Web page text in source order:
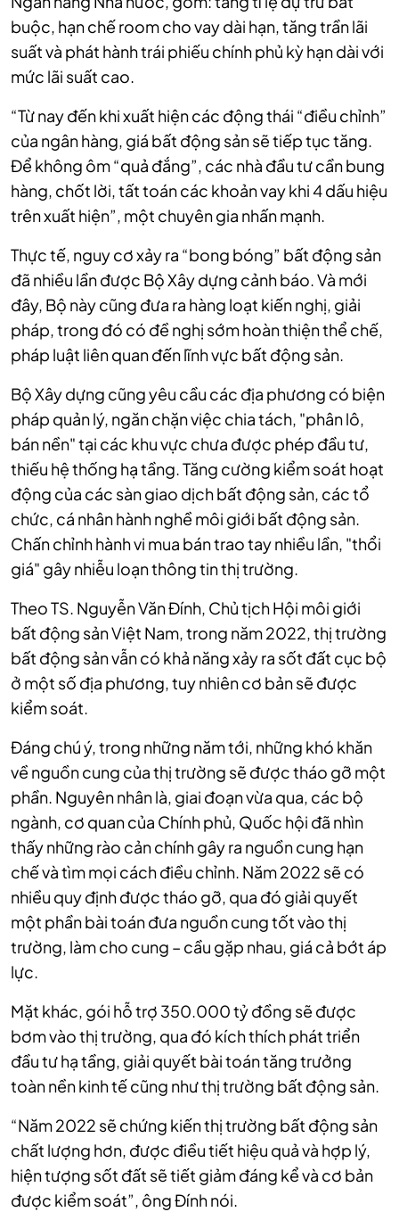
buộc, hạn chế room cho vay dài hạn, tăng trần lãi
suất và phát hành trái phiếu chính phủ kỳ hạn dài với
mức lãi suất cao.
“Từ nay đến khi xuất hiện các động thái “điều chỉnh”
của ngân hàng, giá bất động sản sẽ tiếp tục tăng.
Để không ôm “quả đắng”, các nhà đầu tư cần bung
hàng, chốt lời, tất toán các khoản vay khi 4 dấu hiệu
trên xuất hiện”, một chuyên gia nhấn mạnh.
Thực tế, nguy cơ xảy ra “bong bóng” bất động sản
đã nhiều lần được Bộ Xây dựng cảnh báo. Và mới
đây, Bộ này cũng đưa ra hàng loạt kiến nghị, giải
pháp, trong đó có đề nghị sớm hoàn thiện thể chế,
pháp luật liên quan đến lĩnh vực bất động sản.
Bộ Xây dựng cũng yêu cầu các địa phương có biện
pháp quản lý, ngăn chặn việc chia tách, "phân lô,
bán nền" tại các khu vực chưa được phép đầu tư,
thiếu hệ thống hạ tầng. Tăng cường kiểm soát hoạt
động của các sàn giao dịch bất động sản, các tổ
chức, cá nhân hành nghề môi giới bất động sản.
Chấn chỉnh hành vi mua bán trao tay nhiều lần, "thổi
giá" gây nhiễu loạn thông tin thị trường.
Theo TS. Nguyễn Văn Đính, Chủ tịch Hội môi giới
bất động sản Việt Nam, trong năm 2022, thị trường
bất động sản vẫn có khả năng xảy ra sốt đất cục bộ
ở một số địa phương, tuy nhiên cơ bản sẽ được
kiểm soát.
Đáng chú ý, trong những năm tới, những khó khăn
về nguồn cung của thị trường sẽ được tháo gỡ một
phần. Nguyên nhân là, giai đoạn vừa qua, các bộ
ngành, cơ quan của Chính phủ, Quốc hội đã nhìn
thấy những rào cản chính gây ra nguồn cung hạn
chế và tìm mọi cách điều chỉnh. Năm 2022 sẽ có
nhiều quy định được tháo gỡ, qua đó giải quyết
một phần bài toán đưa nguồn cung tốt vào thị
trường, làm cho cung – cầu gặp nhau, giá cả bớt áp
lực.
Mặt khác, gói hỗ trợ 350.000 tỷ đồng sẽ được
bơm vào thị trường, qua đó kích thích phát triển
đầu tư hạ tầng, giải quyết bài toán tăng trưởng
toàn nền kinh tế cũng như thị trường bất động sản.
“Năm 2022 sẽ chứng kiến thị trường bất động sản
chất lượng hơn, được điều tiết hiệu quả và hợp lý,
hiện tượng sốt đất sẽ tiết giảm đáng kể và cơ bản
được kiểm soát”, ông Đính nói.